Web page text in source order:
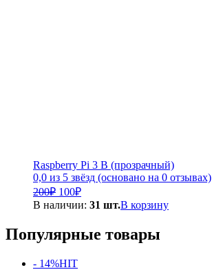
Raspberry Pi 3 B (прозрачный)
0,0 из 5 звёзд (основано на 0 отзывах)
200₽ Первоначальная
цена
100₽Текущая
цена:
В наличии: 31 шт.В корзину
Популярные товары
- 14%HIT